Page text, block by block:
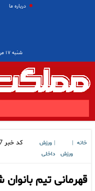
درباره ما
شنبه ۱۷ مرداد ۱۴۰۵
خانه
ورزش
ورزش
داخلی
کد خبر
قهرمانی تیم